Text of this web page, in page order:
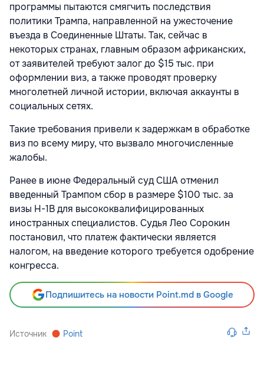
программы пытаются смягчить последствия
политики Трампа, направленной на ужесточение
въезда в Соединенные Штаты. Так, сейчас в
некоторых странах, главным образом африканских,
от заявителей требуют залог до $15 тыс. при
оформлении виз, а также проводят проверку
многолетней личной истории, включая аккаунты в
социальных сетях.
Такие требования привели к задержкам в обработке
виз по всему миру, что вызвало многочисленные
жалобы.
Ранее в июне Федеральный суд США отменил
введенный Трампом сбор в размере $100 тыс. за
визы H-1B для высококвалифицированных
иностранных специалистов. Судья Лео Сорокин
постановил, что платеж фактически является
налогом, на введение которого требуется одобрение
конгресса.
Подпишитесь на новости Point.md в Google
Источник Point